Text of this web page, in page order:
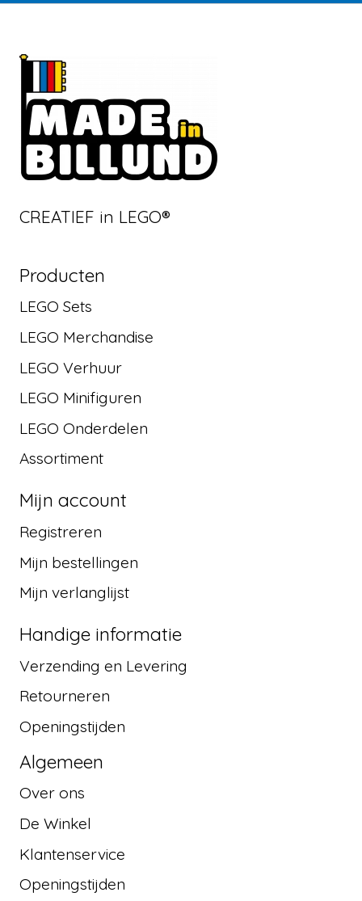
CREATIEF in LEGO®
Producten
LEGO Sets
LEGO Merchandise
LEGO Verhuur
LEGO Minifiguren
LEGO Onderdelen
Assortiment
Mijn account
Registreren
Mijn bestellingen
Mijn verlanglijst
Handige informatie
Verzending en Levering
Retourneren
Openingstijden
Algemeen
Over ons
De Winkel
Klantenservice
Openingstijden